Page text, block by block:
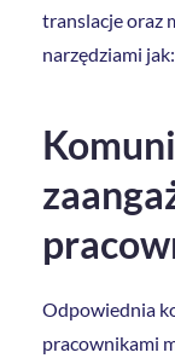
translacje oraz
narzędziami jak:
Odpowiednia
pracownikami